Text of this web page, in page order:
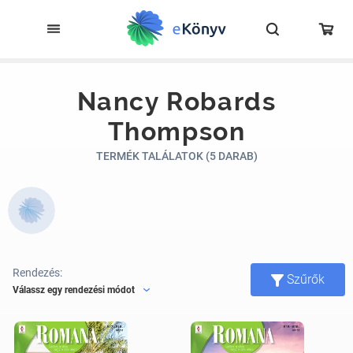
Nancy Robards
Thompson
TERMÉK TALÁLATOK (5 DARAB)
Rendezés:
Válassz egy rendezési módot
Szűrők